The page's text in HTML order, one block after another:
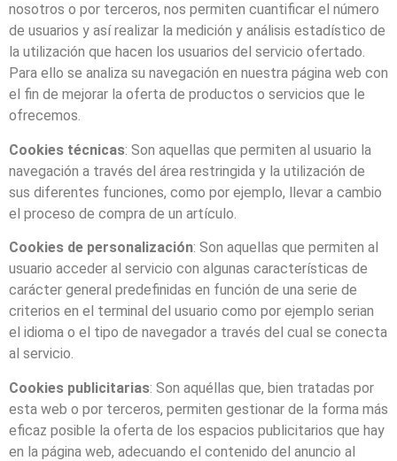
nosotros o por terceros, nos permiten cuantificar el número
de usuarios y así realizar la medición y análisis estadístico de
la utilización que hacen los usuarios del servicio ofertado.
Para ello se analiza su navegación en nuestra página web con
el fin de mejorar la oferta de productos o servicios que le
ofrecemos.
Cookies técnicas: Son aquellas que permiten al usuario la
navegación a través del área restringida y la utilización de
sus diferentes funciones, como por ejemplo, llevar a cambio
el proceso de compra de un artículo.
Cookies de personalización: Son aquellas que permiten al
usuario acceder al servicio con algunas características de
carácter general predefinidas en función de una serie de
criterios en el terminal del usuario como por ejemplo serian
el idioma o el tipo de navegador a través del cual se conecta
al servicio.
Cookies publicitarias: Son aquéllas que, bien tratadas por
esta web o por terceros, permiten gestionar de la forma más
eficaz posible la oferta de los espacios publicitarios que hay
en la página web, adecuando el contenido del anuncio al